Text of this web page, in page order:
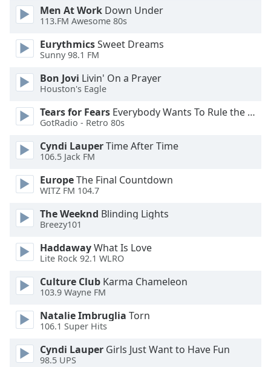
Opacity
Caption
Area
Background
Color
Opacity
Font
Edge
Family
Reset
Done
Close
Modal
Dialog
Men At Work Down Under
113.FM Awesome 80s
EurythmicsSweet Dreams
Sunny 98.1 FM
Bon Jovi Livin' On a Prayer
Houston's Eagle
Tears for Fears Everybody Wants To Rule the World
GotRadio - Retro 80s
Cyndi LauperTime After Time
106.5 Jack FM
EuropeThe Final Countdown
WITZ FM 104.7
The Weeknd Blinding Lights
Breezy101
HaddawayWhat Is Love
Lite Rock 92.1 WLRO
Culture Club Karma Chameleon
103.9 Wayne FM
Natalie Imbruglia Torn
106.1 Super Hits
Cyndi Lauper Girls Just Want to Have Fun
98.5 UPS